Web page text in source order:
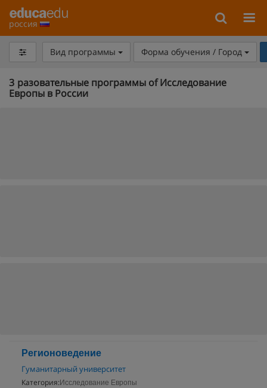
россия
Вид программы Форма обучения / Город
3 разовательные программы of Исследование
Европы в России
Регионоведение
Гуманитарный университет
Категория: Исследование Европы